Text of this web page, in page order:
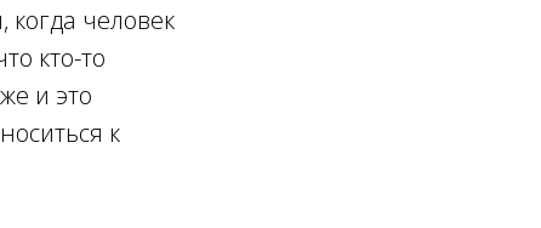
человек
кто-то
и это
к